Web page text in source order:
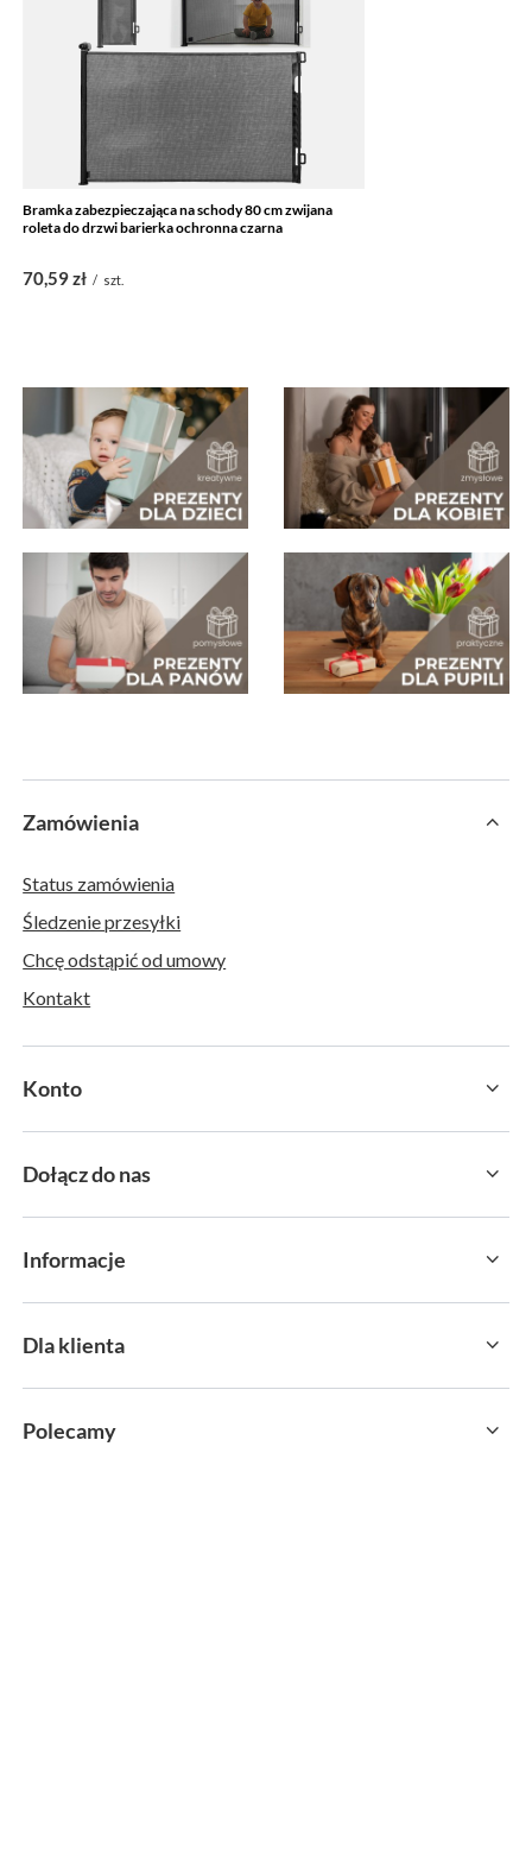
Bramka zabezpieczająca na schody 80 cm zwijana
roleta do drzwi barierka ochronna czarna
70,59 zł / szt.
Zamówienia
Status zamówienia
Śledzenie przesyłki
Chcę odstąpić od umowy
Kontakt
Konto
Dołącz do nas
Informacje
Dla klienta
Polecamy